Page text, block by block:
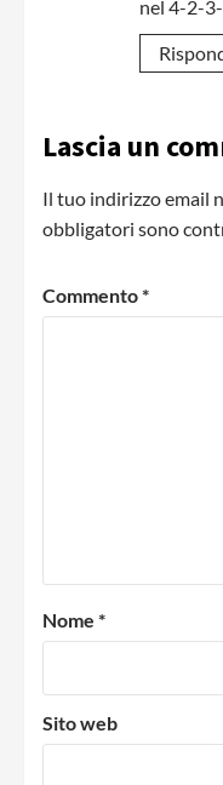
nel 4-2-
Lascia un
Il tuo indirizzo email
obbligatori sono
Commento*
Nome *
Sito web